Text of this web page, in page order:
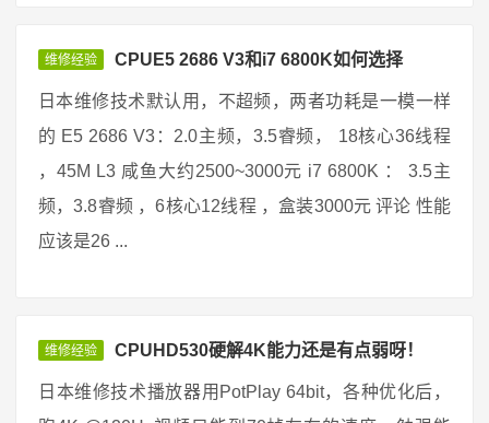
维修经验 CPUE5 2686 V3和i7 6800K如何选择
日本维修技术默认用，不超频，两者功耗是一模一样
的 E5 2686 V3：2.0主频，3.5睿频， 18核心36线程
，45M L3 咸鱼大约2500~3000元 i7 6800K ： 3.5主
频，3.8睿频 ，6核心12线程 ，盒装3000元 评论 性能
应该是26 ...
维修经验 CPUHD530硬解4K能力还是有点弱呀！
日本维修技术播放器用PotPlay 64bit，各种优化后，